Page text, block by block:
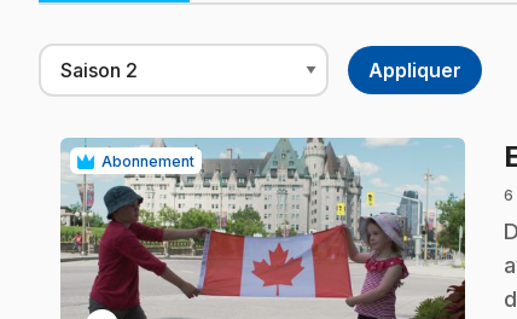
Abonnement
6
.